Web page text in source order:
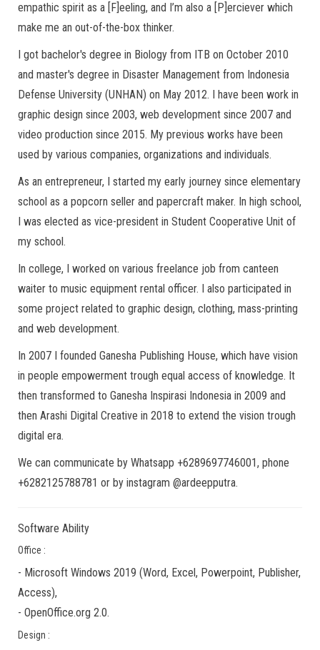
empathic spirit as a [F]eeling, and I’m also a [P]erciever which
make me an out-of-the-box thinker.
I got bachelor's degree in Biology from ITB on October 2010
and master's degree in Disaster Management from Indonesia
Defense University (UNHAN) on May 2012. I have been work in
graphic design since 2003, web development since 2007 and
video production since 2015. My previous works have been
used by various companies, organizations and individuals.
As an entrepreneur, I started my early journey since elementary
school as a popcorn seller and papercraft maker. In high school,
I was elected as vice-president in Student Cooperative Unit of
my school.
In college, I worked on various freelance job from canteen
waiter to music equipment rental officer. I also participated in
some project related to graphic design, clothing, mass-printing
and web development.
In 2007 I founded Ganesha Publishing House, which have vision
in people empowerment trough equal access of knowledge. It
then transformed to Ganesha Inspirasi Indonesia in 2009 and
then Arashi Digital Creative in 2018 to extend the vision trough
digital era.
We can communicate by Whatsapp +6289697746001, phone
+6282125788781 or by instagram @ardeepputra.
Software Ability
Office :
- Microsoft Windows 2019 (Word, Excel, Powerpoint, Publisher,
Access),
- OpenOffice.org 2.0.
Design :